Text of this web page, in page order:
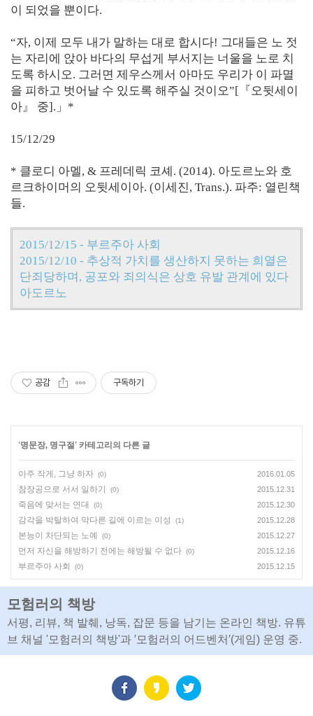
이 되었을 뿐이다.
“자, 이제 모두 내가 말하는 대로 합시다! 그대들은 노 젓
는 자리에 앉아 바다의 무섭게 부서지는 너울을 노로 치
도록 하시오. 그러면 제우스께서 아마도 우리가 이 파멸
을 피하고 벗어날 수 있도록 해주실 것이오”[『오뒷세이
아』 중].」*
15/12/29
* 클로디 아멜, & 프레데릭 코셰. (2014). 아도르노와 호
르크하이머의 오뒷세이아. (이세진, Trans.). 파주: 열린책
들.
2015/12/15 - 부르주아 사회
2015/12/10 - 추상적 가치를 생산하지 못하는 희열은
단죄당하며, 공포와 죄의식은 상호 유발 관계에 있다
아도르노
공감 구독하기
'명문장, 명구절' 카테고리의 다른 글
아주 작게, 그냥 하자 (0) 2016.01.05
참장공으로 서서 일하기 (0) 2015.12.31
죽음에 맞서는 연대 (0) 2015.12.30
감각을 박탈하여 막다른 길에 이르는 이성 (1) 2015.12.28
본능이 차단되는 노예 (0) 2015.12.27
먼저 자신을 해방하기 전에는 해방될 수 없다 (0) 2015.12.16
부르주아 사회 (0) 2015.12.15
모험러의 책방
서평, 리뷰, 책 발췌, 낭독, 잡문 등을 남기는 온라인 책방. 유튜
브 채널 '모험러의 책방'과 ′모험러의 어드벤처′(게임) 운영 중.